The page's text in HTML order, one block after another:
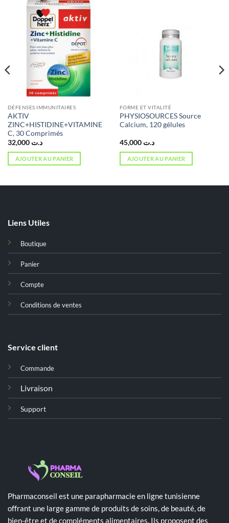
DÉFENSES IMMUNITAIRES
AKTIV
ZINC+HISTIDINE+VITAMINE
C, 30 Comprimés
د.ت 32,000
AJOUTER AU PANIER
FORME ET VITALITÉ
PHYSIOSOURCES Source
Calcium, 120 gélules
د.ت 45,000
AJOUTER AU PANIER
Liens Utiles
Boutique
Panier
Compte
Conditions de ventes
Service client
Commande
Livraison
Support
Pharmaconseil est une parapharmacie en ligne tunisienne
offrant une large gamme de produits de soins, de beauté, de
bien-être et de compléments alimentaires. Ils proposent des